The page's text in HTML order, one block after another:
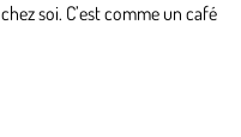
soi. C’est comme un café